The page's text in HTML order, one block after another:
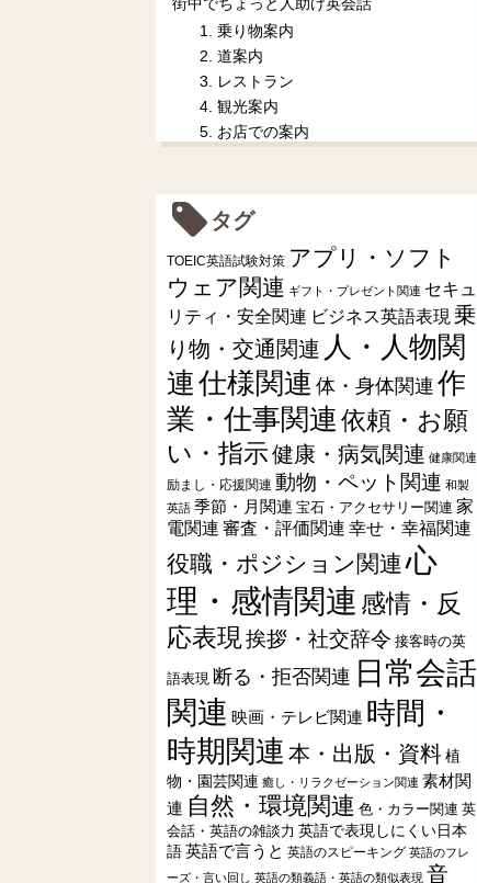
1. 乗り物案内
2. 道案内
3. レストラン
4. 観光案内
5. お店での案内
タグ
TOEIC英語試験対策 アプリ・ソフト
ウェア関連 ギフト・プレゼント関連 セキュ
リティ・安全関連 ビジネス英語表現 乗
り物・交通関連 人・人物関
連仕様関連 体・身体関連 作
業・仕事関連依頼・お願
い・指示健康・病気関連 健康関連
励まし・応援関連 動物・ペット関連 和製
英語 季節・月関連 宝石・アクセサリー関連 家
電関連 審査・評価関連 幸せ・幸福関連
役職・ポジション関連 心
理・感情関連 感情・反
応表現挨拶・社交辞令 接客時の英
語表現 断る・拒否関連 日常会話
関連 映画・テレビ関連 時間・
時期関連 本・出版・資料植
物・園芸関連 癒し・リラクゼーション関連 素材関
連 自然・環境関連 色・カラー関連 英
会話・英語の雑談力 英語で表現しにくい日本
語 英語で言うと 英語のスピーキング 英語のフレ
ーズ・言い回し 英語の類義語・英語の類似表現 音